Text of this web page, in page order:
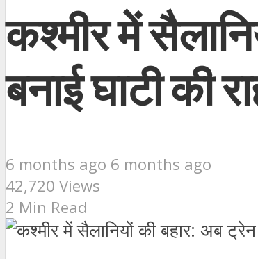
कश्मीर में
बनाई घाटी की
6 months ago 6 months ago
42,720 Views
2 Min Read